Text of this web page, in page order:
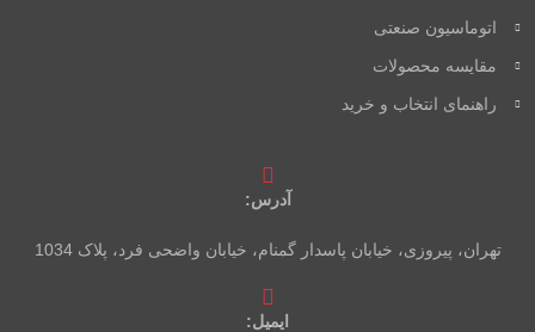
اتوماسیون صنعتی
مقایسه محصولات
راهنمای انتخاب و خرید
آدرس:
تهران، پیروزی، خیابان پاسدار گمنام، خیابان واضحی فرد، پلاک 1034
ایمیل: